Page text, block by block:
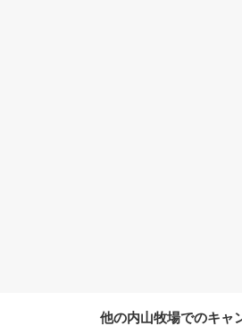
他の内山牧場でのキャ